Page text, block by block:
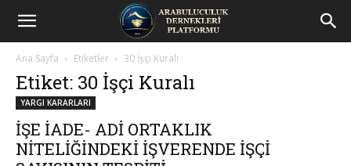
Arabuluculuk
Dernekleri
Ana Sayfa Etiketler 30 İşçi Kuralı
Etiket: 30 İşçi Kuralı
YARGI KARARLARI
İŞE İADE- ADİ ORTAKLIK
NİTELİĞİNDEKİ İŞVERENDE İŞÇİ